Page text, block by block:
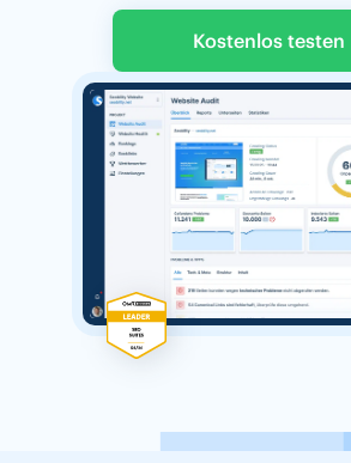
Kostenlos testen